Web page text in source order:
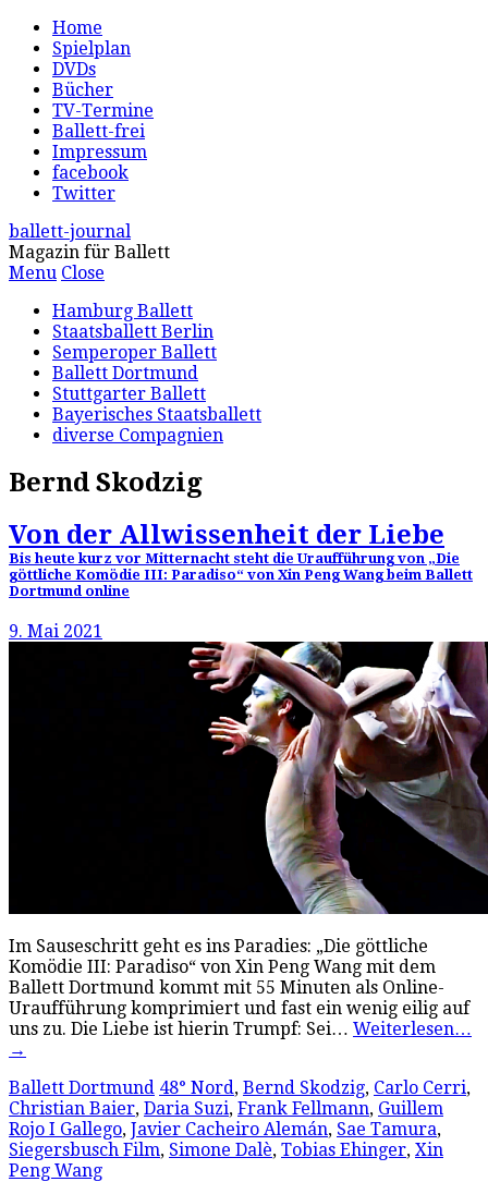
Home
Spielplan
DVDs
Bücher
TV-Termine
Ballett-frei
Impressum
facebook
Twitter
ballett-journal
Magazin für Ballett
Menu Close
Hamburg Ballett
Staatsballett Berlin
Semperoper Ballett
Ballett Dortmund
Stuttgarter Ballett
Bayerisches Staatsballett
diverse Compagnien
Bernd Skodzig
Von der Allwissenheit der Liebe
Bis heute kurz vor Mitternacht steht die Uraufführung von „Die
göttliche Komödie III: Paradiso“ von Xin Peng Wang beim Ballett
Dortmund online
9. Mai 2021
Im Sauseschritt geht es ins Paradies: „Die göttliche
Komödie III: Paradiso“ von Xin Peng Wang mit dem
Ballett Dortmund kommt mit 55 Minuten als Online-
Uraufführung komprimiert und fast ein wenig eilig auf
uns zu. Die Liebe ist hierin Trumpf: Sei… Weiterlesen…
→
Ballett Dortmund 48° Nord, Bernd Skodzig, Carlo Cerri,
Christian Baier, Daria Suzi, Frank Fellmann, Guillem
Rojo I Gallego, Javier Cacheiro Alemán, Sae Tamura,
Siegersbusch Film, Simone Dalè, Tobias Ehinger, Xin
Peng Wang